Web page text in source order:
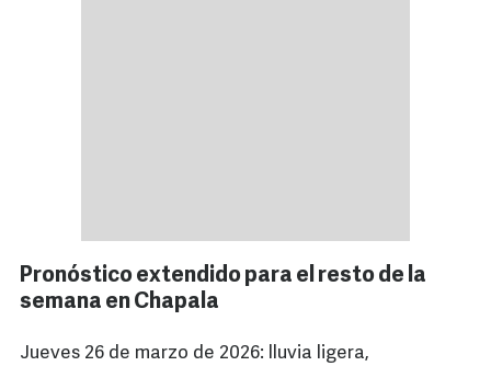
Pronóstico extendido para el resto de la
semana en Chapala
Jueves 26 de marzo de 2026: lluvia ligera,